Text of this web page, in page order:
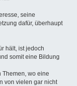
seine
dafür, überhaupt
hält, ist jedoch
somit eine Bildung
Themen, wo eine
von vielen gar nicht